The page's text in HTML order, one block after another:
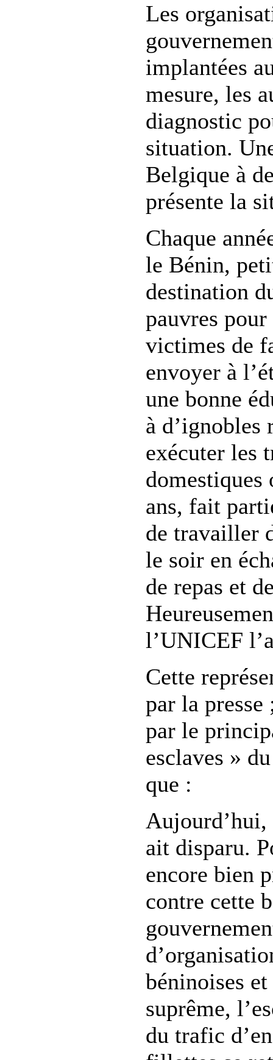
Les
implantées
mesure, les
diagnostic
situation.
Belgique à
présente la
Chaque
le Bénin,
destination
pauvres
victimes de
envoyer à
une bonne
à d’ignobles
exécuter les
domestiques
ans, fait
de travailler
le soir en
de repas et
l’UNICEF
Cette
par la presse
par le
esclaves »
que :
Aujourd’hui,
ait disparu.
encore bien
contre cette
béninoises
suprême,
du trafic